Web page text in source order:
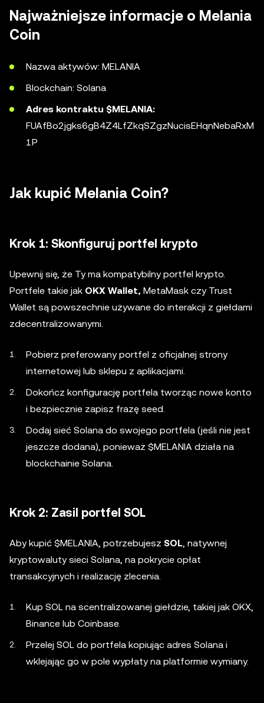
Najważniejsze informacje o Melania
Coin
Nazwa aktywów: MELANIA
Blockchain: Solana
Adres kontraktu $MELANIA:
FUAfBo2jgks6gB4Z4LfZkqSZgzNucisEHqnNebaRxM
1P
Jak kupić Melania Coin?
Krok 1: Skonfiguruj portfel krypto
Upewnij się, że Ty ma kompatybilny portfel krypto.
Portfele takie jak OKX Wallet, MetaMask czy Trust
Wallet są powszechnie używane do interakcji z giełdami
zdecentralizowanymi.
Pobierz preferowany portfel z oficjalnej strony
internetowej lub sklepu z aplikacjami.
Dokończ konfigurację portfela tworząc nowe konto
i bezpiecznie zapisz frazę seed.
Dodaj sieć Solana do swojego portfela (jeśli nie jest
jeszcze dodana), ponieważ $MELANIA działa na
blockchainie Solana.
Krok 2: Zasil portfel SOL
Aby kupić $MELANIA, potrzebujesz SOL, natywnej
kryptowaluty sieci Solana, na pokrycie opłat
transakcyjnych i realizację zlecenia.
Kup SOL na scentralizowanej giełdzie, takiej jak OKX,
Binance lub Coinbase.
Przelej SOL do portfela kopiując adres Solana i
wklejając go w pole wypłaty na platformie wymiany.